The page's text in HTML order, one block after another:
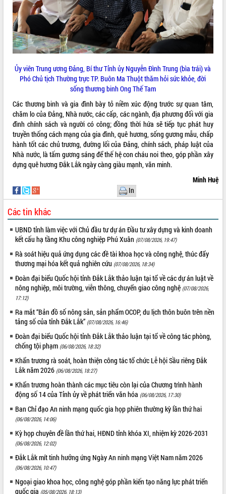
UBND tỉnh Đắk Lắk triển khai nhiệm
vụ 6 tháng cuối năm 2026
Kỳ họp thứ Hai, Hội đồng nhân dân
tỉnh khóa XI quyết nghị nhiều nội dung
quan trọng
Bí thư Tỉnh ủy Lương Nguyễn Minh
Triết thăm, tặng quà người có công với
cách mạng
Rà soát, hoàn thiện hệ thống thiết chế
văn hóa, thể thao đáp ứng yêu cầu
phát triển mới
Thường trực HĐND tỉnh Đắk Lắk gặp
mặt Đoàn chuyên gia y tế TP. Hồ Chí
Minh
Lễ truy điệu và an táng hài cốt liệt sĩ
tại Nghĩa trang Liệt sĩ xã Sơn Hòa
Bàn giải pháp tháo gỡ khó khăn trong
xuất khẩu sầu riêng và triển khai quy
Thứ trưởng Bộ Nông nghiệp và Môi
trường Nguyễn Hoàng Hiệp khảo sát
vùng trồng và doanh nghiệp đóng gói
Trình diễn nghệ thuật chế biến các
món ăn từ sầu riêng
Đắk Lắk công bố Quy hoạch và xúc
tiến đầu tư tỉnh
ứng để giữ vững thị trường xuất khẩu
Diễn đàn Kinh tế tư nhân Việt Nam đột
phá cơ chế - Hợp tác công tư
Đề án 06 tạo bước ngoặt đột phá trong
cải cách hành chính tỉnh Đắk Lắk
Kết nối tour, đẩy mạnh chuyển đổi số
để phát triển du lịch Đắk Lắk
Khởi động Dự án Đầu tư xây dựng hạ
tầng kỹ thuật Cụm công nghiệp Tân
Tiến
Gặp mặt các cơ quan báo chí nhân Kỷ
niệm 101 năm Ngày Báo chí Cách
mạng Việt Nam
Đắk Lắk sơ kết 4 năm triển khai thực
hiện Đề án 06 của Chính phủ
Họp báo thông tin về Hội nghị Công bố
ALBUM ẢNH
LIÊN KẾT WEB
THỐNG KÊ TRUY CẬP
Tất cả: 66076030
Ủy viên Trung ương Đảng, Bí thư Tỉnh ủy Nguyễn Đình Trung (bìa trái) và
Phó Chủ tịch Thường trực TP. Buôn Ma Thuột thăm hỏi sức khỏe, đời
sống thương binh Ong Thế Tam
Các thương binh và gia đình bày tỏ niềm xúc động trước sự quan tâm,
chăm lo của Đảng, Nhà nước, các cấp, các ngành, địa phương đối với gia
đình chính sách và người có công; đồng thời hứa sẽ tiếp tục phát huy
truyền thống cách mạng của gia đình, quê hương, sống gương mẫu, chấp
hành tốt các chủ trương, đường lối của Đảng, chính sách, pháp luật của
Nhà nước, là tấm gương sáng để thế hệ con cháu noi theo, góp phần xây
dựng quê hương Đắk Lắk ngày càng giàu mạnh, văn minh.
Minh Huệ
In
Các tin khác
UBND tỉnh làm việc với Chủ đầu tư dự án Đầu tư xây dựng và kinh doanh
kết cấu hạ tầng Khu công nghiệp Phú Xuân (07/08/2026, 19:47)
Rà soát hiệu quả ứng dụng các đề tài khoa học và công nghệ, thúc đẩy
thương mại hóa kết quả nghiên cứu (07/08/2026, 18:34)
Đoàn đại biểu Quốc hội tỉnh Đắk Lắk thảo luận tại tổ về các dự án luật về
nông nghiệp, môi trường, viễn thông, chuyển giao công nghệ (07/08/2026,
17:12)
Ra mắt “Bản đồ số nông sản, sản phẩm OCOP, du lịch thôn buôn trên nền
tảng số của tỉnh Đắk Lắk” (07/08/2026, 16:46)
Đoàn đại biểu Quốc hội tỉnh Đắk Lắk thảo luận tại tổ về công tác phòng,
chống tội phạm (06/08/2026, 18:32)
Khẩn trương rà soát, hoàn thiện công tác tổ chức Lễ hội Sầu riêng Đắk
Lắk năm 2026 (06/08/2026, 18:27)
Khẩn trương hoàn thành các mục tiêu còn lại của Chương trình hành
động số 14 của Tỉnh ủy về phát triển văn hóa (06/08/2026, 17:30)
Ban Chỉ đạo An ninh mạng quốc gia họp phiên thường kỳ lần thứ hai
(06/08/2026, 14:06)
Kỳ họp chuyên đề lần thứ hai, HĐND tỉnh khóa XI, nhiệm kỳ 2026-2031
(06/08/2026, 12:02)
Đắk Lắk mít tinh hưởng ứng Ngày An ninh mạng Việt Nam năm 2026
(06/08/2026, 10:47)
Ngoại giao khoa học, công nghệ góp phần kiến tạo năng lực phát triển
quốc gia (05/08/2026, 18:13)